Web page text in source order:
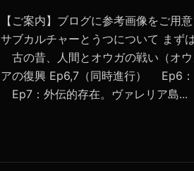
【ご案内】ブログに参考画像をご用
サブカルチャーとうつについて まず
古の昔、人間とオウガの戦い（
アの復興 Ep6,7（同時進行）
Ep7：外伝的存在。ヴァレリア島...